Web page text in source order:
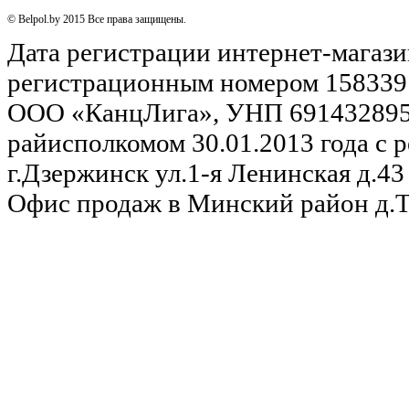
© Belpol.by 2015 Все права защищены.
Дата регистрации интернет-
регистрационным номером 158339
ООО «КанцЛига», УНП
райисполкомом 30.01.2013 года с
г.Дзержинск ул.1-я Ленинская
Офис продаж в Минский район